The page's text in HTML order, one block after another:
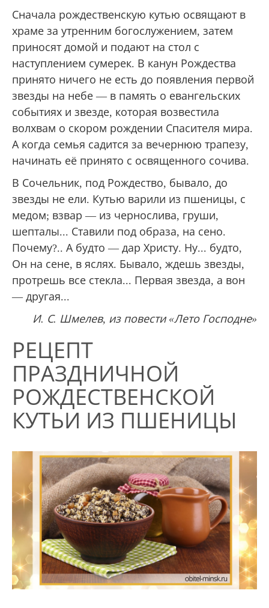
Сначала рождественскую кутью освящают в
храме за утренним богослужением, затем
приносят домой и подают на стол с
наступлением сумерек. В канун Рождества
принято ничего не есть до появления первой
звезды на небе — в память о евангельских
событиях и звезде, которая возвестила
волхвам о скором рождении Спасителя мира.
А когда семья садится за вечернюю трапезу,
начинать её принято с освященного сочива.
В Сочельник, под Рождество, бывало, до
звезды не ели. Кутью варили из пшеницы, с
медом; взвар — из чернослива, груши,
шепталы... Ставили под образа, на сено.
Почему?.. А будто — дар Христу. Ну... будто,
Он на сене, в яслях. Бывало, ждешь звезды,
протрешь все стекла... Первая звезда, а вон
— другая...
И. С. Шмелев, из повести «Лето Господне»
РЕЦЕПТ
ПРАЗДНИЧНОЙ
РОЖДЕСТВЕНСКОЙ
КУТЬИ ИЗ ПШЕНИЦЫ